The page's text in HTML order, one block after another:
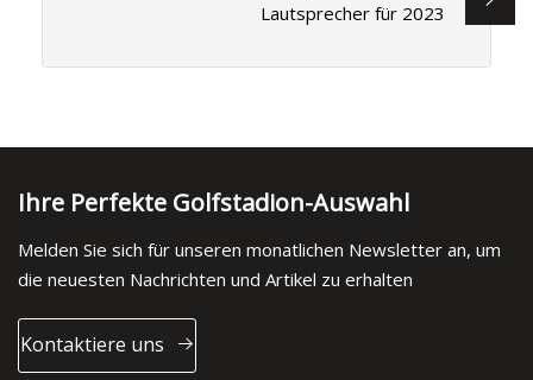
Lautsprecher für 2023
Ihre Perfekte Golfstadion-Auswahl
Melden Sie sich für unseren monatlichen Newsletter an, um
die neuesten Nachrichten und Artikel zu erhalten
Kontaktiere uns